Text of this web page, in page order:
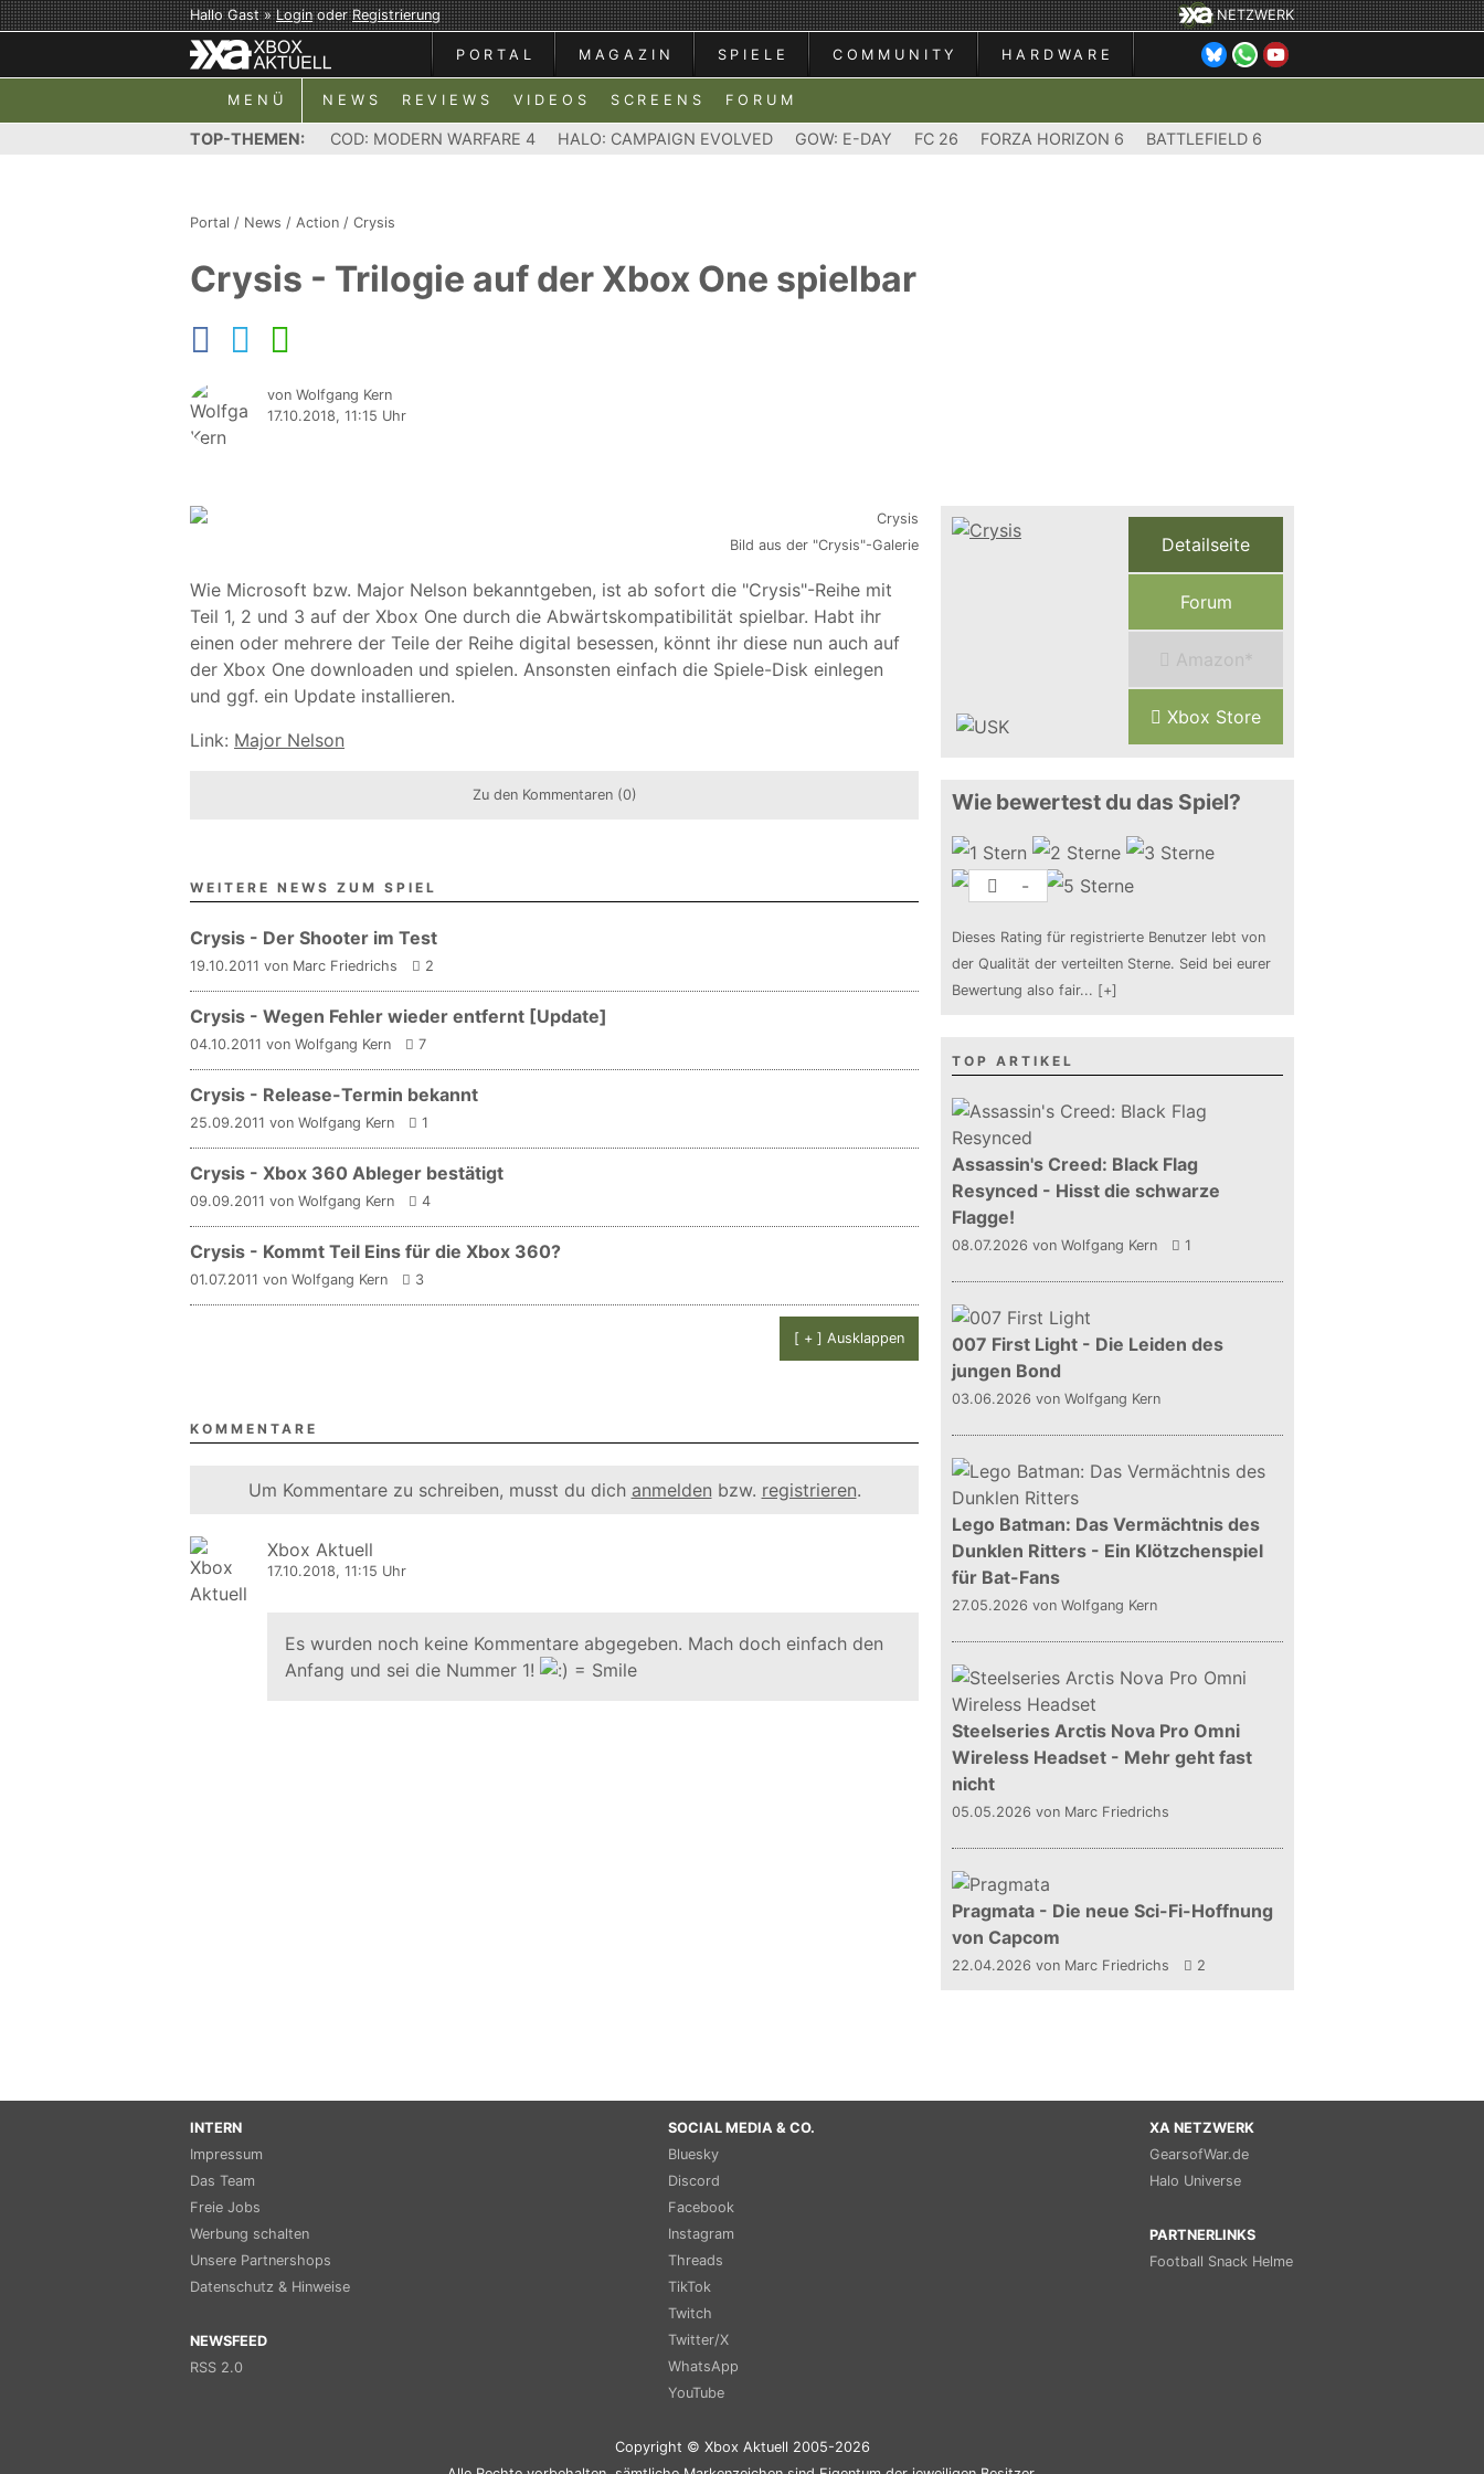
Hallo Gast »LoginoderRegistrierung NETZWERK
PORTAL MAGAZIN SPIELE COMMUNITY HARDWARE
MENÜ NEWS REVIEWS VIDEOS SCREENS FORUM
TOP-THEMEN: COD: MODERN WARFARE 4 HALO: CAMPAIGN EVOLVED GOW: E-DAY FC 26 FORZA HORIZON 6 BATTLEFIELD 6
Portal / News / Action / Crysis
Crysis - Trilogie auf der Xbox One spielbar
von Wolfgang Kern
17.10.2018, 11:15 Uhr
Bild aus der "Crysis"-Galerie
Wie Microsoft bzw. Major Nelson bekanntgeben, ist ab sofort die "Crysis"-Reihe mit
Teil 1, 2 und 3 auf der Xbox One durch die Abwärtskompatibilität spielbar. Habt ihr
einen oder mehrere der Teile der Reihe digital besessen, könnt ihr diese nun auch auf
der Xbox One downloaden und spielen. Ansonsten einfach die Spiele-Disk einlegen
und ggf. ein Update installieren.
Link: Major Nelson
Zu den Kommentaren (0)
WEITERE NEWS ZUM SPIEL
Crysis - Der Shooter im Test
19.10.2011 von Marc Friedrichs 2
Crysis - Wegen Fehler wieder entfernt [Update]
04.10.2011 von Wolfgang Kern 7
Crysis - Release-Termin bekannt
25.09.2011 von Wolfgang Kern 1
Crysis - Xbox 360 Ableger bestätigt
09.09.2011 von Wolfgang Kern 4
Crysis - Kommt Teil Eins für die Xbox 360?
01.07.2011 von Wolfgang Kern 3
[ + ] Ausklappen
KOMMENTARE
Um Kommentare zu schreiben, musst du dich anmelden bzw. registrieren.
Xbox Aktuell
17.10.2018, 11:15 Uhr
Es wurden noch keine Kommentare abgegeben. Mach doch einfach den
Anfang und sei die Nummer 1!
Detailseite
Forum
Amazon*
Xbox Store
Wie bewertest du das Spiel?
-
Dieses Rating für registrierte Benutzer lebt von
der Qualität der verteilten Sterne. Seid bei eurer
Bewertung also fair... [+]
TOP ARTIKEL
Assassin's Creed: Black Flag
Resynced - Hisst die schwarze
Flagge!
08.07.2026 von Wolfgang Kern 1
007 First Light - Die Leiden des
jungen Bond
03.06.2026 von Wolfgang Kern
Lego Batman: Das Vermächtnis des
Dunklen Ritters - Ein Klötzchenspiel
für Bat-Fans
27.05.2026 von Wolfgang Kern
Steelseries Arctis Nova Pro Omni
Wireless Headset - Mehr geht fast
nicht
05.05.2026 von Marc Friedrichs
Pragmata - Die neue Sci-Fi-Hoffnung
von Capcom
22.04.2026 von Marc Friedrichs 2
INTERN
Impressum
Das Team
Freie Jobs
Werbung schalten
Unsere Partnershops
Datenschutz & Hinweise
NEWSFEED
RSS 2.0
SOCIAL MEDIA & CO.
Bluesky
Discord
Facebook
Instagram
Threads
TikTok
Twitch
Twitter/X
WhatsApp
YouTube
XA NETZWERK
GearsofWar.de
Halo Universe
PARTNERLINKS
Football Snack Helme
Copyright © Xbox Aktuell 2005-2026